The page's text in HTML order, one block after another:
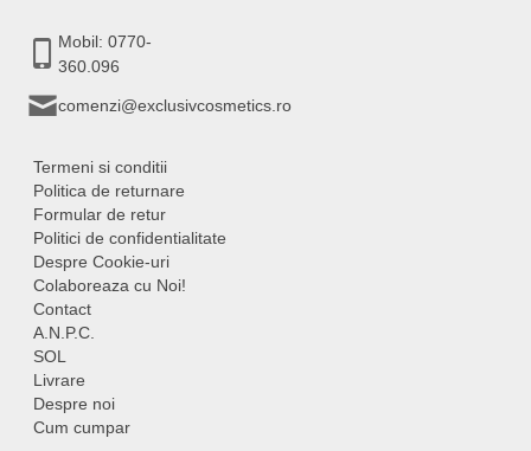
Termeni si conditii
Politica de returnare
Formular de retur
Politici de confidentialitate
Despre Cookie-uri
Colaboreaza cu Noi!
Contact
A.N.P.C.
SOL
Livrare
Despre noi
Cum cumpar
Mobil: 0770-
360.096
comenzi@exclusivcosmetics.ro